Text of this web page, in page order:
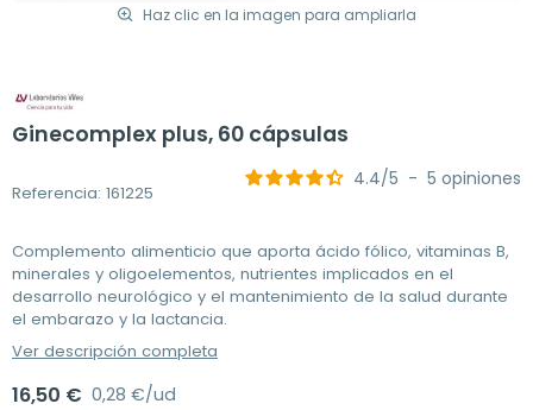
Haz clic en la imagen para ampliarla
Ginecomplex plus, 60 cápsulas
Referencia: 161225
4.4/5 - 5 opiniones
Complemento alimenticio que aporta ácido fólico, vitaminas B,
minerales y oligoelementos, nutrientes implicados en el
desarrollo neurológico y el mantenimiento de la salud durante
el embarazo y la lactancia.
Ver descripción completa
16,50 € 0,28 €/ud